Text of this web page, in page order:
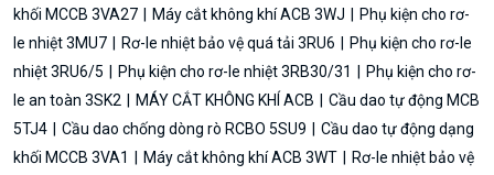
khối MCCB 3VA27
Máy cắt không khí ACB 3WJ
Phụ kiện cho rơ-
le nhiệt 3MU7
Rơ-le nhiệt bảo vệ quá tải 3RU6
Phụ kiện cho rơ-le
nhiệt 3RU6/5
Phụ kiện cho rơ-le nhiệt 3RB30/31
Phụ kiện cho rơ-
le an toàn 3SK2
MÁY CẮT KHÔNG KHÍ ACB
Cầu dao tự động MCB
5TJ4
Cầu dao chống dòng rò RCBO 5SU9
Cầu dao tự động dạng
khối MCCB 3VA1
Máy cắt không khí ACB 3WT
Rơ-le nhiệt bảo vệ